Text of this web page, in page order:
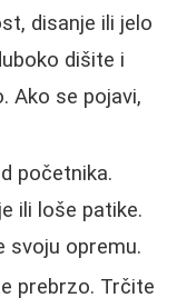
disanje ili jelo
dišite i
Ako se pojavi,
početnika.
ili loše patike.
svoju opremu.
prebrzo. Trčite